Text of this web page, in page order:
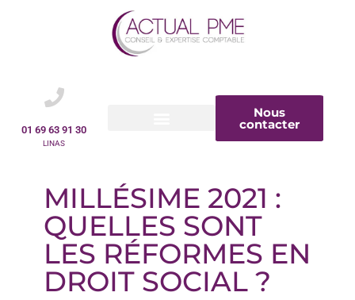
01 69 63 91 30
LINAS
Nous
contacter
MILLÉSIME 2021 :
QUELLES SONT
LES RÉFORMES EN
DROIT SOCIAL ?